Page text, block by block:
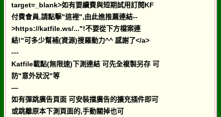
target=_blank>如有要續費與短期試用訂閱KF
付費會員,請點擊"這裡",由此進推薦連結--
>https://katfile.ws/..."!不要從下方檔案連
結!"可多少幫補(資源)搜羅動力^^ 感謝了</a>
---
Katfile載點(無限速)下測連結 可先全複製另存 可
防"意外狀況"等
—
如有彈跳廣告頁面 可安裝擋廣告的擴充插件即可
或跳離原本下測頁面的,手動關掉也可